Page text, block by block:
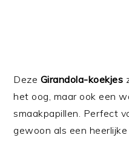
Deze Girandola-koekjes
het oog, maar ook een
smaakpapillen. Perfect
gewoon als een